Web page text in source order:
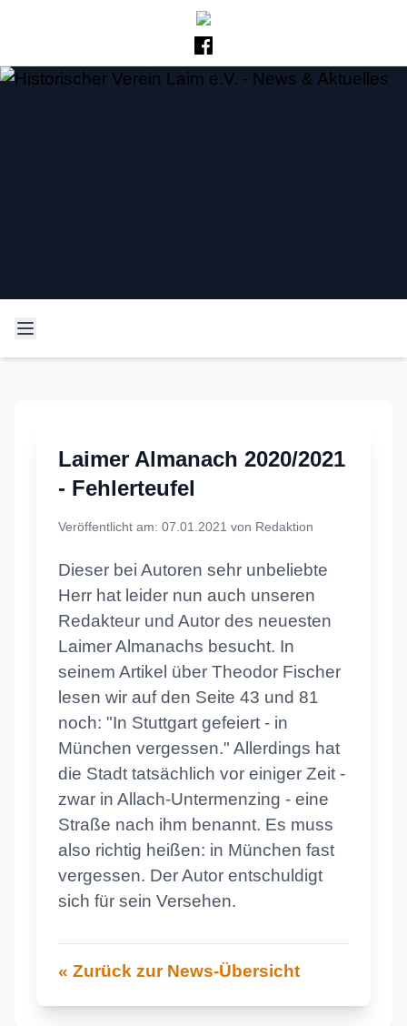
Historischer Verein Laim
Neues und Altes aus der Laimer Geschichte
Laimer Almanach 2020/2021
- Fehlerteufel
Veröffentlicht am: 07.01.2021 von Redaktion
Dieser bei Autoren sehr unbeliebte
Herr hat leider nun auch unseren
Redakteur und Autor des neuesten
Laimer Almanachs besucht. In
seinem Artikel über Theodor Fischer
lesen wir auf den Seite 43 und 81
noch: "In Stuttgart gefeiert - in
München vergessen." Allerdings hat
die Stadt tatsächlich vor einiger Zeit -
zwar in Allach-Untermenzing - eine
Straße nach ihm benannt. Es muss
also richtig heißen: in München fast
vergessen. Der Autor entschuldigt
sich für sein Versehen.
« Zurück zur News-Übersicht